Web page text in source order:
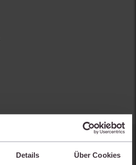
Details Über Cookies
noch nicht?